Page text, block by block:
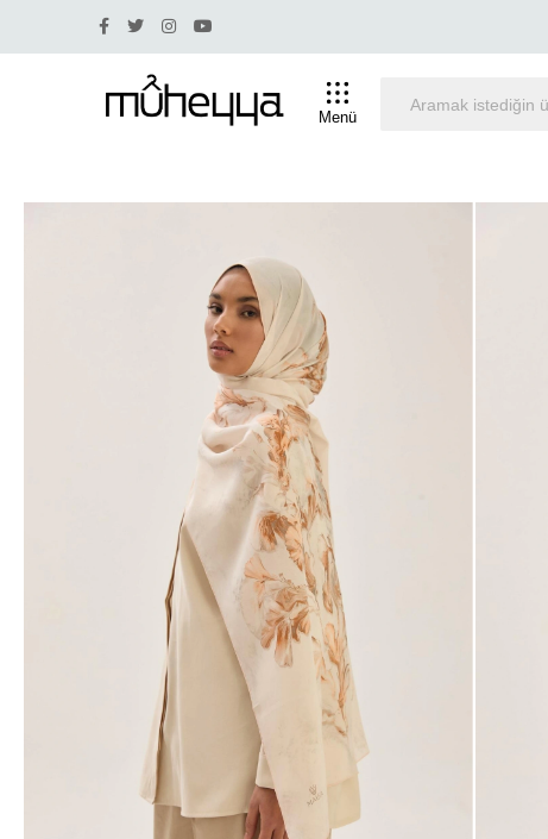
Yüzde 30 ve üstü indirim olan ürünlerde iade ve değişim
Menü